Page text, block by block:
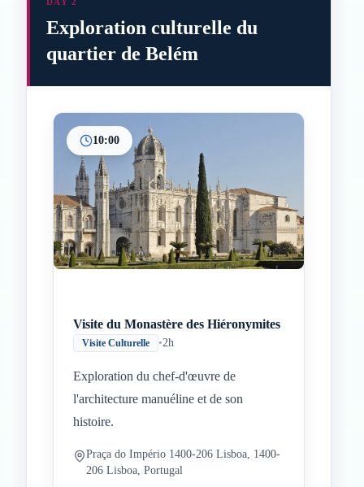
InicioParadas intermedias
Final
Exploration culturelle du
quartier de Belém
10:00
Visite du Monastère des Hiéronymites
Visite Culturelle •2h
Exploration du chef-d'œuvre de
l'architecture manuéline et de son
histoire.
Praça do Império 1400-206 Lisboa, 1400-
206 Lisboa, Portugal